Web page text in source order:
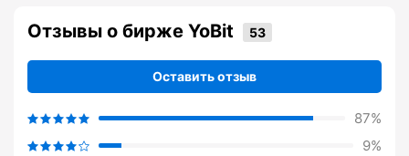
Отзывы о бирже YoBit
Оставить отзыв
87%
9%